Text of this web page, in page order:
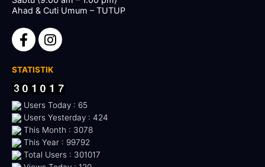
Ahad & Cuti Umum – TUTUP
STATISTIK
Users Today : 65
Users Yesterday : 424
This Month : 3078
This Year : 99792
Total Users : 301017